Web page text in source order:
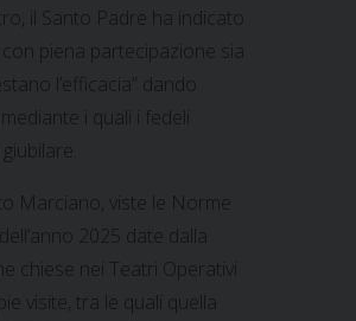
il Santo Padre ha indicato
piena partecipazione sia
l’efficacia” dando
i quali i fedeli
Marciano, viste le Norme
2025 date dalla
chiese nei Teatri Operativi
visite, tra le quali quella